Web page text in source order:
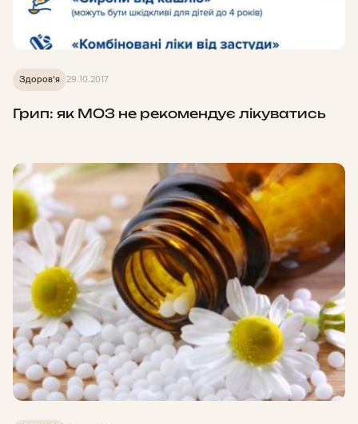
Здоров'я 29.10.2017
Грип: як МОЗ не рекомендує лікуватись